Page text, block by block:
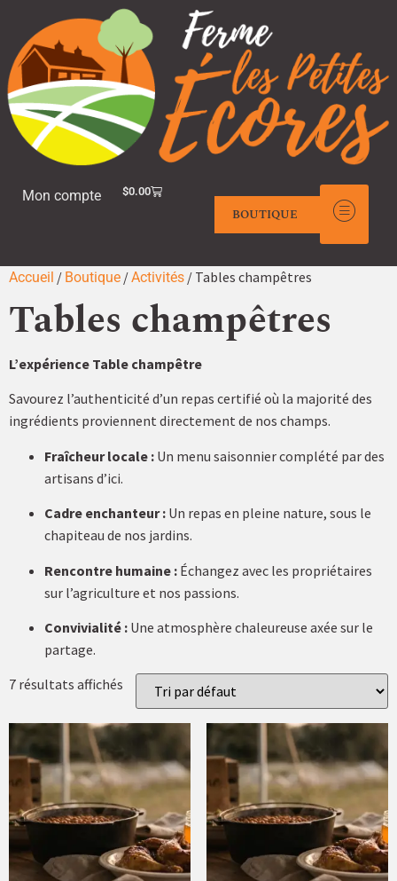
Mon compte $0.00
BOUTIQUE
Accueil / Boutique /Activités / Tables champêtres
Tables champêtres
L’expérience Table champêtre
Savourez l’authenticité d’un repas certifié où la majorité des
ingrédients proviennent directement de nos champs.
Fraîcheur locale : Un menu saisonnier complété par des
artisans d’ici.
Cadre enchanteur : Un repas en pleine nature, sous le
chapiteau de nos jardins.
Rencontre humaine : Échangez avec les propriétaires
sur l’agriculture et nos passions.
Convivialité : Une atmosphère chaleureuse axée sur le
partage.
7 résultats affichés